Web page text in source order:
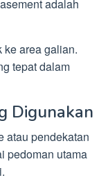
adalah
ke area galian.
tepat dalam
Digunakan
atau pendekatan
pedoman utama